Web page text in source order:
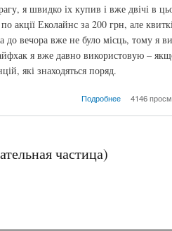
я швидко іх купив і вже двічі в
акції Еколайнс за 200 грн, але
вечора вже не було місць, тому я
я вже давно використовую –
які знаходяться поряд.
Подробнеео Прага –
4146
частица)